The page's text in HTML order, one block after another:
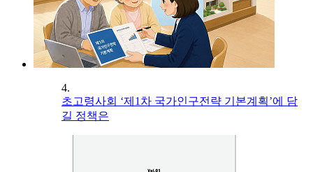
4.
초고령사회 ‘제1차 국가인구전략 기본계획’에 담
길 정책은